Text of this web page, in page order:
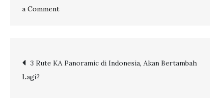
a Commenton
di
Post
navigation
3 Rute KA Panoramic di Indonesia, Akan Bertambah
Lagi?